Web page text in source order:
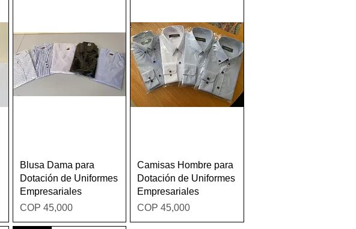
Quick View
Blusa Dama para
Dotación de Uniformes
Empresariales
Price
COP 45,000
Quick View
Camisas Hombre para
Dotación de Uniformes
Empresariales
Price
COP 45,000